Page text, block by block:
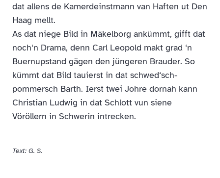
dat allens de Kamerdeinstmann van Haften ut Den
Haag mellt.
As dat niege Bild in Mäkelborg ankümmt, gifft dat
noch‘n Drama, denn Carl Leopold makt grad ‘n
Buernupstand gägen den jüngeren Brauder. So
kümmt dat Bild tauierst in dat schwed‘sch-
pommersch Barth. Ierst twei Johre dornah kann
Christian Ludwig in dat Schlott vun siene
Vöröllern in Schwerin intrecken.
Text: G. S.